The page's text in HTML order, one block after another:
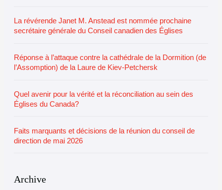
La révérende Janet M. Anstead est nommée prochaine
secrétaire générale du Conseil canadien des Églises
Réponse à l’attaque contre la cathédrale de la Dormition (de
l’Assomption) de la Laure de Kiev-Petchersk
Quel avenir pour la vérité et la réconciliation au sein des
Églises du Canada?
Faits marquants et décisions de la réunion du conseil de
direction de mai 2026
Archive